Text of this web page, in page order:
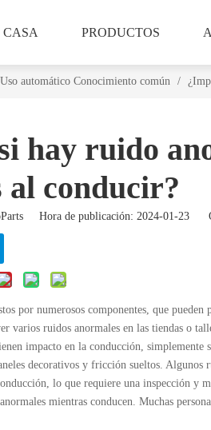
CASA PRODUCTOS
Uso automático Conocimiento común /
hay ruido
al conducir?
Hora de publicación: 2024-01-23
por numerosos componentes, que
varios ruidos anormales en las tiendas o
impacto en la conducción,
decorativos y fricción sueltos.
lo que requiere una inspección y
mientras conducen. Muchas